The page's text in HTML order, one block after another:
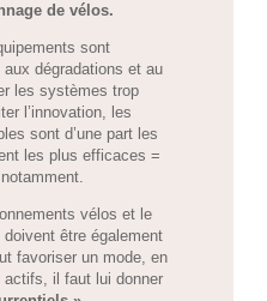
de vélos.
sont
dégradations et au
les systèmes trop
l’innovation, les
sont d’une part les
les plus efficaces =
vélos et le
être également
favoriser un mode, en
actifs, il faut lui donner